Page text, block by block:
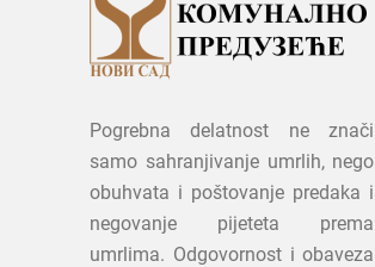
Pogrebna delatnost ne znači
samo sahranjivanje umrlih, nego
obuhvata i poštovanje predaka i
negovanje pijeteta prema
umrlima. Odgovornost i obaveza